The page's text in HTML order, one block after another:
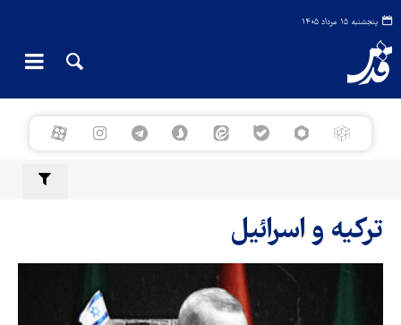
پنجشنبه ۱۵ مرداد ۱۴۰۵
ترکیه و اسرائیل